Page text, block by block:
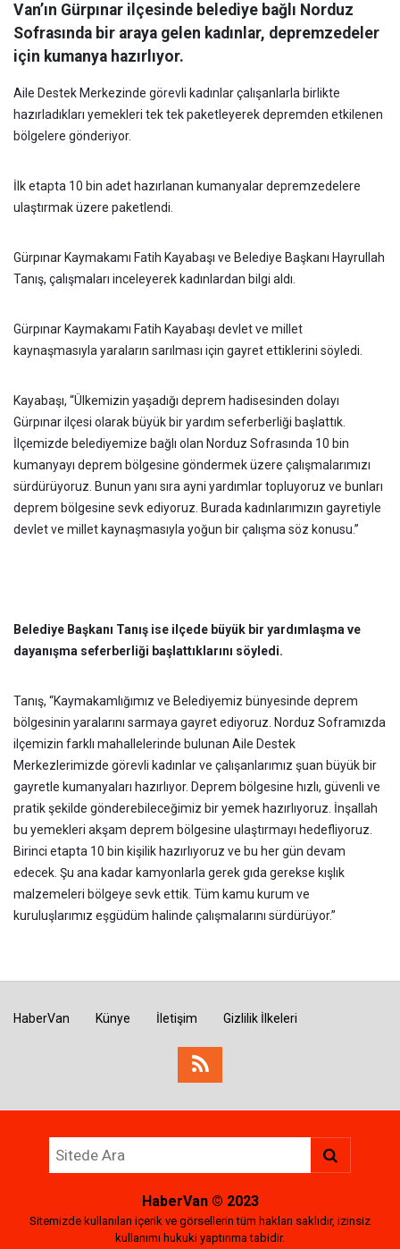
Van’ın Gürpınar ilçesinde belediye bağlı Norduz
Sofrasında bir araya gelen kadınlar, depremzedeler
için kumanya hazırlıyor.
Aile Destek Merkezinde görevli kadınlar çalışanlarla birlikte
hazırladıkları yemekleri tek tek paketleyerek depremden etkilenen
bölgelere gönderiyor.
İlk etapta 10 bin adet hazırlanan kumanyalar depremzedelere
ulaştırmak üzere paketlendi.
Gürpınar Kaymakamı Fatih Kayabaşı ve Belediye Başkanı Hayrullah
Tanış, çalışmaları inceleyerek kadınlardan bilgi aldı.
Gürpınar Kaymakamı Fatih Kayabaşı devlet ve millet
kaynaşmasıyla yaraların sarılması için gayret ettiklerini söyledi.
Kayabaşı, “Ülkemizin yaşadığı deprem hadisesinden dolayı
Gürpınar ilçesi olarak büyük bir yardım seferberliği başlattık.
İlçemizde belediyemize bağlı olan Norduz Sofrasında 10 bin
kumanyayı deprem bölgesine göndermek üzere çalışmalarımızı
sürdürüyoruz. Bunun yanı sıra ayni yardımlar topluyoruz ve bunları
deprem bölgesine sevk ediyoruz. Burada kadınlarımızın gayretiyle
devlet ve millet kaynaşmasıyla yoğun bir çalışma söz konusu.”
Belediye Başkanı Tanış ise ilçede büyük bir yardımlaşma ve
dayanışma seferberliği başlattıklarını söyledi.
Tanış, “Kaymakamlığımız ve Belediyemiz bünyesinde deprem
bölgesinin yaralarını sarmaya gayret ediyoruz. Norduz Soframızda
ilçemizin farklı mahallelerinde bulunan Aile Destek
Merkezlerimizde görevli kadınlar ve çalışanlarımız şuan büyük bir
gayretle kumanyaları hazırlıyor. Deprem bölgesine hızlı, güvenli ve
pratik şekilde gönderebileceğimiz bir yemek hazırlıyoruz. İnşallah
bu yemekleri akşam deprem bölgesine ulaştırmayı hedefliyoruz.
Birinci etapta 10 bin kişilik hazırlıyoruz ve bu her gün devam
edecek. Şu ana kadar kamyonlarla gerek gıda gerekse kışlık
malzemeleri bölgeye sevk ettik. Tüm kamu kurum ve
kuruluşlarımız eşgüdüm halinde çalışmalarını sürdürüyor.”
HaberVan Künye İletişim Gizlilik İlkeleri
HaberVan© 2023
Sitemizde kullanılan içerik ve görsellerin tüm hakları saklıdır, izinsiz
kullanımı hukuki yaptırıma tabidir.